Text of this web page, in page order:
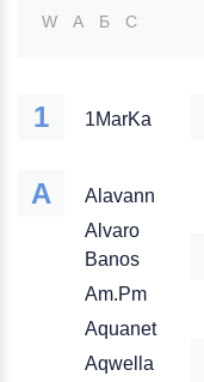
W
А Б С
1 1MarKa
A
Alavann
Alvaro
Banos
Am.Pm
Aquanet
Aqwella